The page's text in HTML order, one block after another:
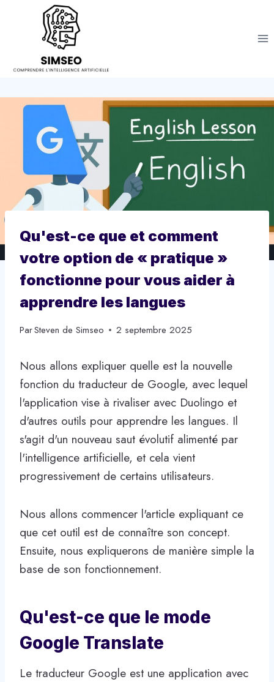
Qu'est-ce que et comment
votre option de « pratique »
fonctionne pour vous aider à
apprendre les langues
ParSteven de Simseo 2 septembre 2025
Nous allons expliquer quelle est la nouvelle
fonction du traducteur de Google, avec lequel
l'application vise à rivaliser avec Duolingo et
d'autres outils pour apprendre les langues. Il
s'agit d'un nouveau saut évolutif alimenté par
l'intelligence artificielle, et cela vient
progressivement de certains utilisateurs.
Nous allons commencer l'article expliquant ce
que cet outil est de connaître son concept.
Ensuite, nous expliquerons de manière simple la
base de son fonctionnement.
Qu'est-ce que le mode
Google Translate
Le traducteur Google est une application avec